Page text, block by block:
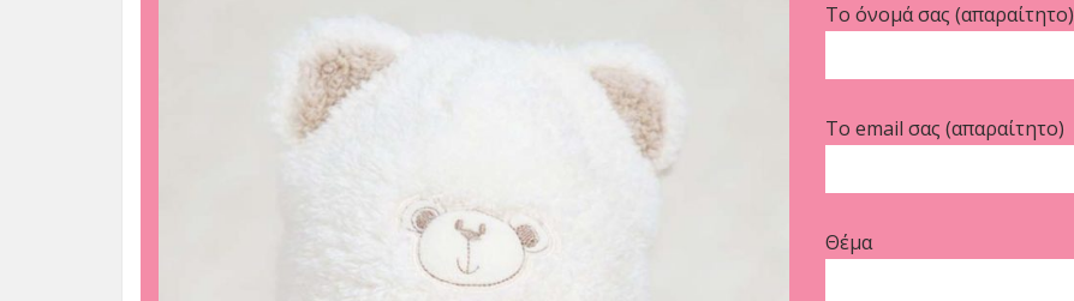
Το όνομά σας (απαραίτητο)
Το email σας (απαραίτητο)
Θέμα